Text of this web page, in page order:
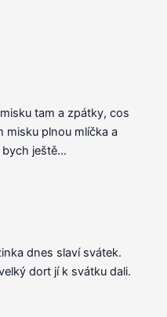
tam a zpátky, cos
misku plnou mlíčka a
bych ještě…
dnes slaví svátek.
dort jí k svátku dali.